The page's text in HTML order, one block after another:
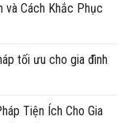
và Cách Khắc Phục
tối ưu cho gia đình
Tiện Ích Cho Gia